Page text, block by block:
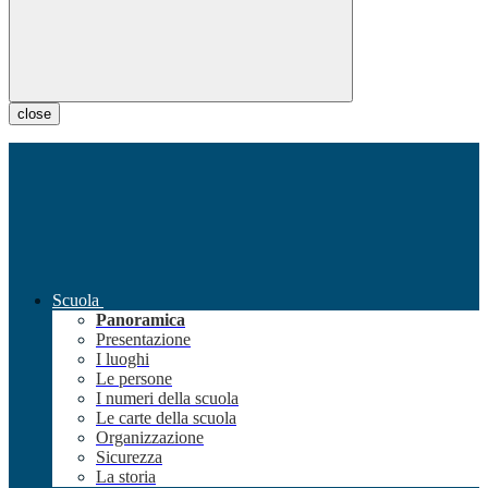
close
Scuola
Panoramica
Presentazione
I luoghi
Le persone
I numeri della scuola
Le carte della scuola
Organizzazione
Sicurezza
La storia